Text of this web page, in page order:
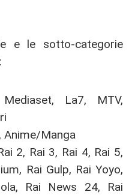
e le sotto-categorie
La7, MTV,
Anime/Manga
2, Rai 3, Rai 4, Rai 5,
Rai Gulp, Rai Yoyo,
Rai News 24, Rai